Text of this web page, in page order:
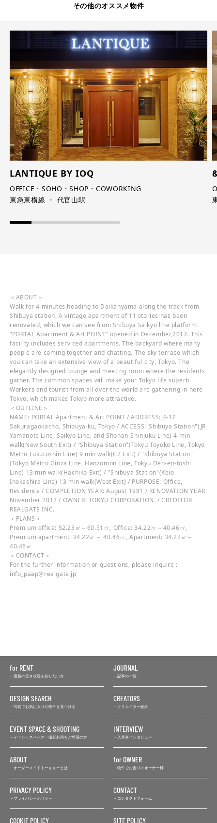
その他のオススメ物件
LANTIQUE BY IOQ
OFFICE・SOHO・SHOP・COWORKING
東急東横線 ・ 代官山駅
＜ABOUT＞
Walk for 4 minutes heading to Daikanyama along the track from
Shibuya station. A vintage apartment of 11 stories has been
renovated, which we can see from Shibuya Saikyo line platform.
“PORTAL Apartment & Art POINT” opened in December,2017. This
facility includes serviced apartments. The backyard where many
people are coming together and chatting. The sky terrace which
you can take an extensive view of a beautiful city, Tokyo. The
elegantly designed lounge and meeting room where the residents
gather. The common spaces will make your Tokyo life superb.
Workers and tourist from all over the world are gathering in here
Tokyo, which makes Tokyo more attractive.
＜OUTLINE＞
NAME: PORTAL Apartment & Art POINT / ADDRESS: 4-17
Sakuragaokacho, Shibuya-ku, Tokyo / ACCESS:"Shibuya Station"(JR
Yamanote Line, Saikyo Line, and Shonan-Shinjuku Line) 4 min
walk(New South Exit) / "Shibuya Station"(Tokyu Toyoko Line, Tokyo
Metro Fukutoshin Line) 9 min walk(C2 Exit) / "Shibuya Station"
(Tokyo Metro Ginza Line, Hanzomon Line, Tokyu Den-en-toshi
Line) 13 min walk(Hachiko Exit) / "Shibuya Station"(Keio
Inokashira Line) 13 min walk(West Exit) / PURPOSE: Office,
Residence / COMPLETION YEAR: August 1981 / RENOVATION YEAR:
November 2017 / OWNER: TOKYU CORPORATION. / CREDITOR
REALGATE INC.
＜PLANS＞
Premium office: 52.23㎡～60.51㎡, Office: 34.22㎡～40.46㎡,
Premium apartment: 34.22㎡～ 40.46㎡, Apartment: 34.22㎡～
40.46㎡
＜CONTACT＞
For the further information or questions, please inquire :
info_paap@realgate.jp
for RENT
最新の空き状況を知りたい方
JOURNAL
記事の一覧
DESIGN SEARCH
写真でお気に入りの物件を見つける
CREATORS
クリエイター紹介
EVENT SPACE & SHOOTING
イベントスペース・撮影利用をご希望の方
INTERVIEW
入居者インタビュー
ABOUT
オーダーメイドトーキョーとは
for OWNER
物件でお困りのオーナー様
PRIVACY POLICY
プライバシーポリシー
CONTACT
コンタクトフォーム
COOKIE POLICY SITE POLICY